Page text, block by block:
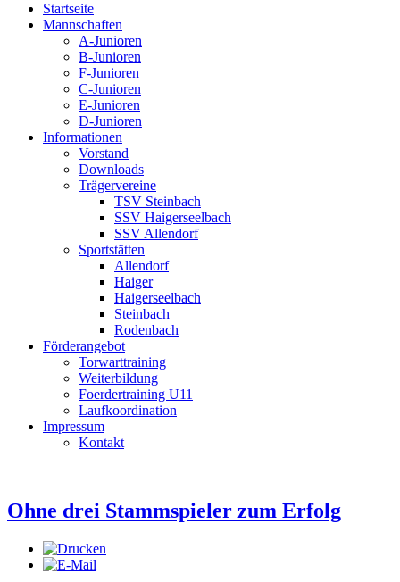
Startseite
Mannschaften
A-Junioren
B-Junioren
F-Junioren
C-Junioren
E-Junioren
D-Junioren
Informationen
Vorstand
Downloads
Trägervereine
TSV Steinbach
SSV Haigerseelbach
SSV Allendorf
Sportstätten
Allendorf
Haiger
Haigerseelbach
Steinbach
Rodenbach
Förderangebot
Torwarttraining
Weiterbildung
Foerdertraining U11
Laufkoordination
Impressum
Kontakt
Ohne drei Stammspieler zum Erfolg